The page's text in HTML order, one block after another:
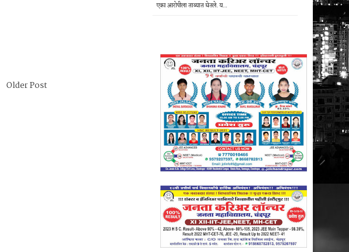
Older Post
एका आरोपीला ताब्यात घेतले. य...